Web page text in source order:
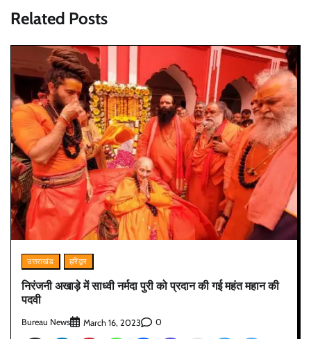
Related Posts
उत्तराखंड हरिद्वार
निरंजनी अखाड़े में साध्वी नर्मदा पुरी को प्रदान की गई महंत महान की
पदवी
Bureau News March 16, 2023 0